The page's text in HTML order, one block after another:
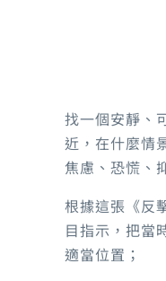
找一個安靜、
近，在什麼情
焦慮、恐慌、
根據這張《反
目指示，把當
適當位置 ；